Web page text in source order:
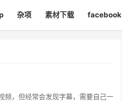
杂项 素材下载 facebook
频，但经常会发现字幕，需要自己一